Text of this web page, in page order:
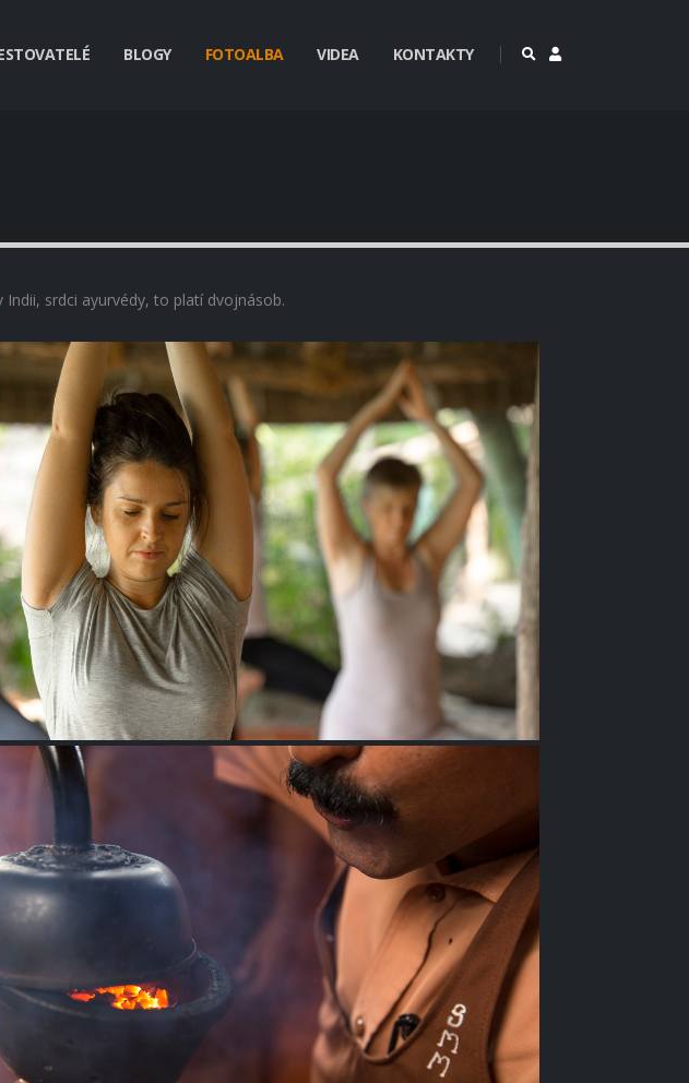
BLOGY FOTOALBA VIDEA KONTAKTY
srdci ayurvédy, to platí dvojnásob.